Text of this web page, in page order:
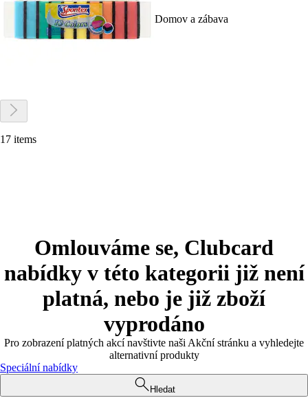
Domov a zábava
17 items
Omlouváme se, Clubcard
nabídky v této kategorii již není
platná, nebo je již zboží
vyprodáno
Pro zobrazení platných akcí navštivte naši Akční stránku a vyhledejte
alternativní produkty
Speciální nabídky
Hledat